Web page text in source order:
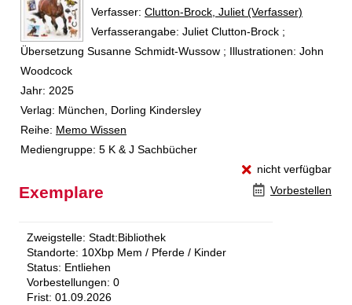
Verfasser: Suche nach diesem Verfasser
Clutton-Brock, Juliet (Verfasser)
Verfasserangabe: Juliet Clutton-Brock ;
Übersetzung Susanne Schmidt-Wussow ; Illustrationen: John
Woodcock
Jahr: 2025
Verlag: München, Dorling Kindersley
Reihe: Memo Wissen
Mediengruppe: 5 K & J Sachbücher
nicht verfügbar
Vorbestellen
Exemplare
Zweigstelle: Stadt:Bibliothek
Standorte: 10Xbp Mem / Pferde / Kinder
Status: Entliehen
Vorbestellungen: 0
Frist: 01.09.2026